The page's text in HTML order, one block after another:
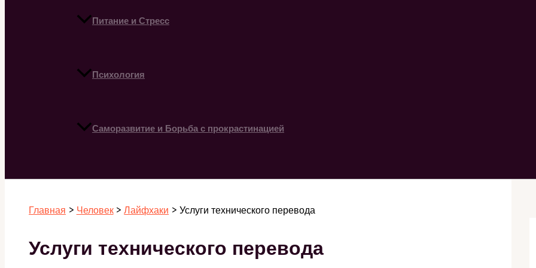
Питание и Стресс
Психология
Саморазвитие и Борьба с прокрастинацией
Главная Человек Лайфхаки Услуги технического перевода
Услуги технического перевода